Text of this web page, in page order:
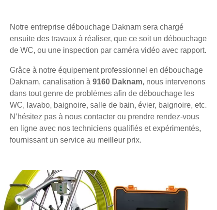
Notre entreprise débouchage Daknam sera chargé
ensuite des travaux à réaliser, que ce soit un débouchage
de WC, ou une inspection par caméra vidéo avec rapport.
Grâce à notre équipement professionnel en débouchage
Daknam, canalisation à 9160 Daknam, nous intervenons
dans tout genre de problèmes afin de débouchage les
WC, lavabo, baignoire, salle de bain, évier, baignoire, etc.
N’hésitez pas à nous contacter ou prendre rendez-vous
en ligne avec nos techniciens qualifiés et expérimentés,
fournissant un service au meilleur prix.